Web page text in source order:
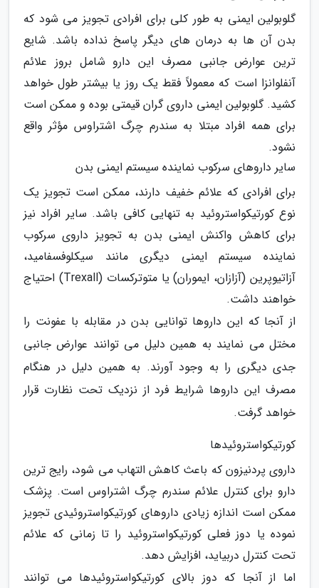
گلوبولین ایمنی به طور کلی برای افرادی تجویز می شود که
بدن آن ها به درمان های دیگر پاسخ نداده باشد. شایع
ترین عوارض جانبی مصرف این دارو شامل بروز علائم
آنفلوانزا است که معمولاً فقط یک روز یا بیشتر طول خواهد
کشید. گلوبولین ایمنی داروی گران قیمتی بوده و ممکن است
برای همه افراد مبتلا به سندرم چرگ اشتراوس مؤثر واقع
نشود.
سایر داروهای سرکوب نماینده سیستم ایمنی بدن
برای افرادی که علائم خفیف دارند، ممکن است تجویز یک
نوع کورتیکواستروئید به تنهایی کافی باشد. سایر افراد نیز
برای کاهش واکنش ایمنی بدن به تجویز داروی سرکوب
نماینده سیستم ایمنی دیگری مانند سیکلوفسفامید،
آزاتیوپرین (آزازان، ایموران) یا متوترکسات (Trexall) احتیاج
خواهند داشت.
از آنجا که این داروها توانایی بدن در مقابله با عفونت را
مختل می نمایند به همین دلیل می توانند عوارض جانبی
جدی دیگری را به وجود آورند. به همین دلیل در هنگام
مصرف این داروها شرایط فرد از نزدیک تحت نظارت قرار
خواهد گرفت.
کورتیکواستروئیدها
داروی پردنیزون که باعث کاهش التهاب می شود، رایج ترین
دارو برای کنترل علائم سندرم چرگ اشتراوس است. پزشک
ممکن است اندازه زیادی داروهای کورتیکواستروئیدی تجویز
نموده یا دوز فعلی کورتیکواستروئید را تا زمانی که علائم
تحت کنترل دربیاید، افزایش دهد.
اما از آنجا که دوز بالای کورتیکواستروئیدها می توانند